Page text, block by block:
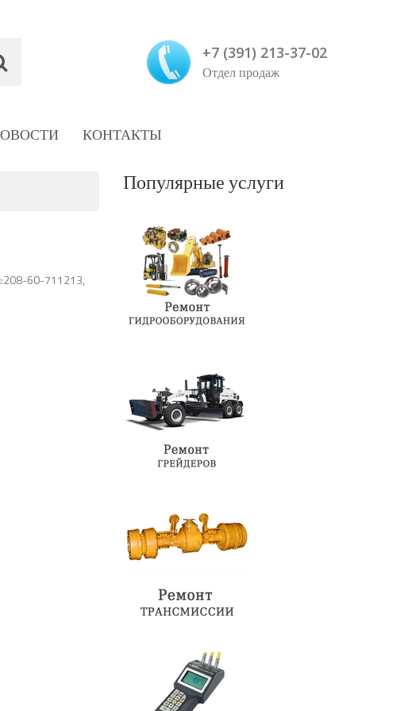
+7 (391) 213-37-02
Отдел продаж
КОНТАКТЫ
60-711213,
Популярные услуги